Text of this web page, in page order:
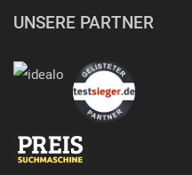
UNSERE PARTNER